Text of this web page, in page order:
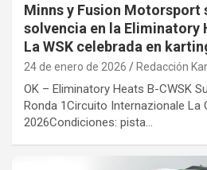
Minns y Fusion Motorsport
solvencia en la Eliminatory
La WSK celebrada en
24 de enero de 2026 Redacción
OK – Eliminatory Heats B-CWSK
Ronda 1Circuito Internazionale La
2026Condiciones: pista…